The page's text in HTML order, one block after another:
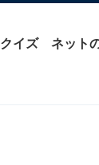
クイズ ネット